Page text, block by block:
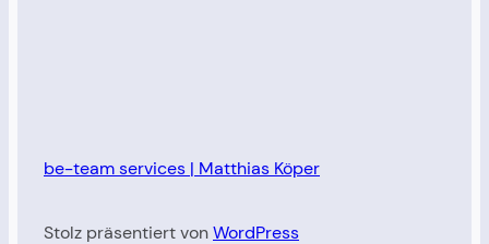
be-team services | Matthias Köper
Stolz präsentiert vonWordPress